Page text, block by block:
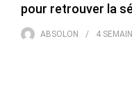
pour retrouver la
ABSOLON 4